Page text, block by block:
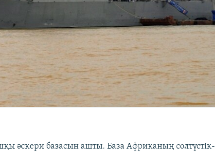
әскери базасын ашты. База Африканың солтүстік-